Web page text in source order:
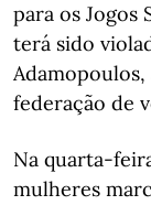
para os Jogos
terá sido
federação de
Na quarta-
mulheres